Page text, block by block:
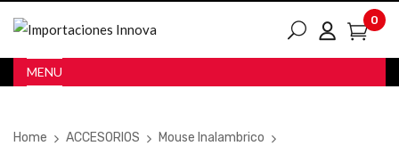
0
MENU
Home ACCESORIOS
Mouse Inalambrico